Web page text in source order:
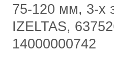
75-120 мм, 3-х
IZELTAS,
14000000742